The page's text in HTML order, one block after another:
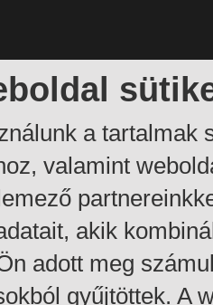
a tartalmak
valamint
akik
adott meg
gyűjtöttek. A